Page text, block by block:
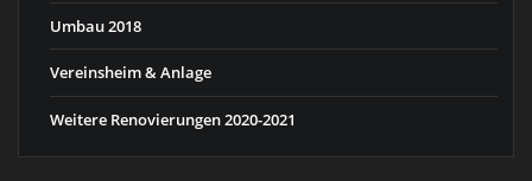
Umbau 2018
Vereinsheim & Anlage
Weitere Renovierungen 2020-2021